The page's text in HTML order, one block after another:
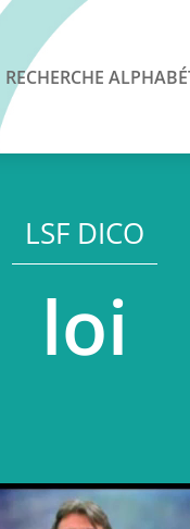
RECHERCHE
LSF DICO
loi
Lecteur
vidéo